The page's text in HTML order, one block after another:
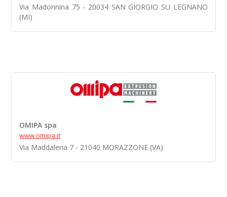
Via Madonnina 75 - 20034 SAN GIORGIO SU LEGNANO
(MI)
OMIPA spa
www.omipa.it
Via Maddalena 7 - 21040 MORAZZONE (VA)